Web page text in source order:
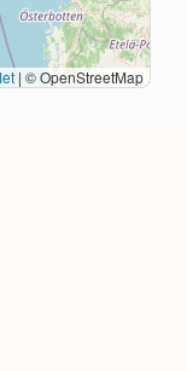
| © OpenStreetMap